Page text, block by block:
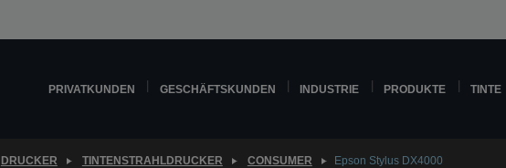
PRIVATKUNDEN GESCHÄFTSKUNDEN INDUSTRIE PRODUKTE TINTE
DRUCKER TINTENSTRAHLDRUCKER CONSUMER Epson Stylus DX4000